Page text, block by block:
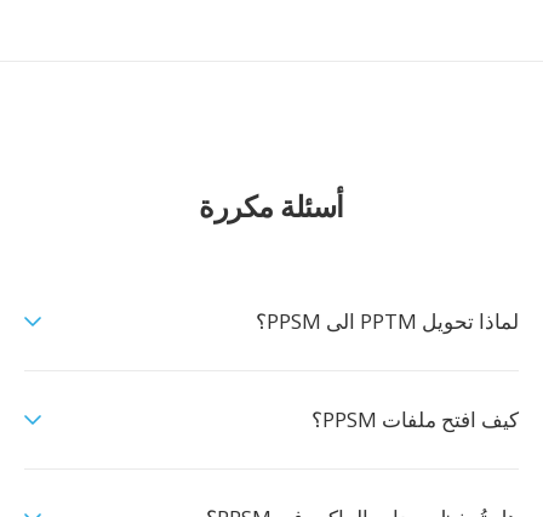
أسئلة مكررة
لماذا تحويل PPTM الى PPSM؟
كيف افتح ملفات PPSM؟